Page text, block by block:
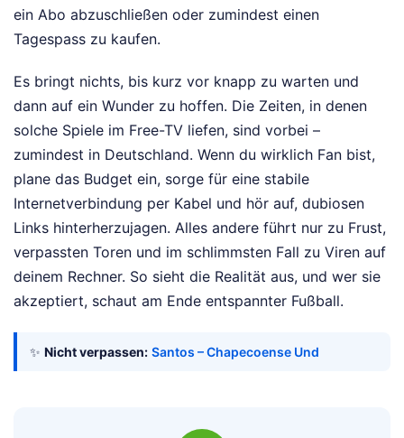
ein Abo abzuschließen oder zumindest einen
Tagespass zu kaufen.
Es bringt nichts, bis kurz vor knapp zu warten und
dann auf ein Wunder zu hoffen. Die Zeiten, in denen
solche Spiele im Free-TV liefen, sind vorbei –
zumindest in Deutschland. Wenn du wirklich Fan bist,
plane das Budget ein, sorge für eine stabile
Internetverbindung per Kabel und hör auf, dubiosen
Links hinterherzujagen. Alles andere führt nur zu Frust,
verpassten Toren und im schlimmsten Fall zu Viren auf
deinem Rechner. So sieht die Realität aus, und wer sie
akzeptiert, schaut am Ende entspannter Fußball.
✨ Nicht verpassen: Santos – Chapecoense Und